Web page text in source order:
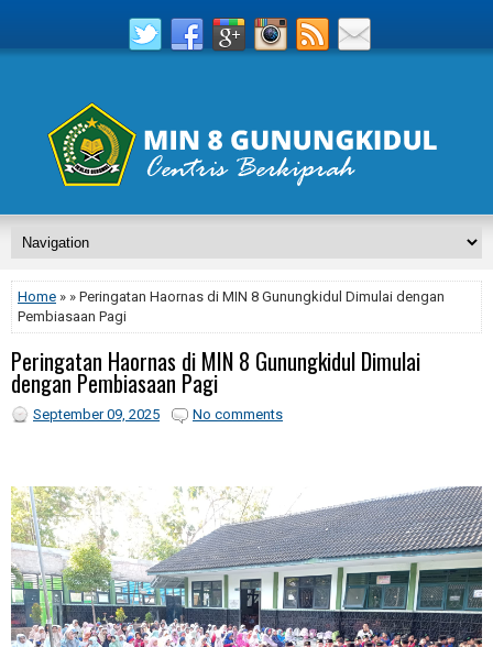
Home » » Peringatan Haornas di MIN 8 Gunungkidul Dimulai dengan
Pembiasaan Pagi
Peringatan Haornas di MIN 8 Gunungkidul Dimulai
dengan Pembiasaan Pagi
September 09, 2025 No comments